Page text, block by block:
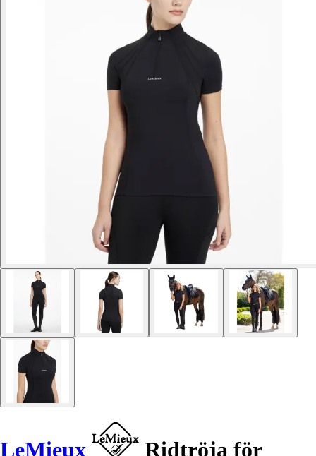
LeMieux
Ridtröja för